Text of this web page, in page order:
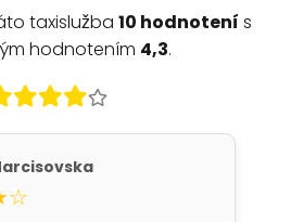
taxislužba 10 hodnotení s
hodnotením 4,3.